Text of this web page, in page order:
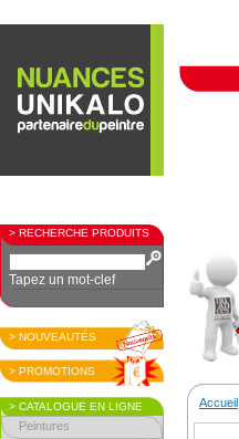
> RECHERCHE PRODUITS
Tapez un mot-clef
> NOUVEAUTÉS
> PROMOTIONS
> CATALOGUE EN LIGNE
Peintures
Accueil